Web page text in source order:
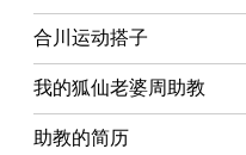
合川运动搭子
我的狐仙老婆周助教
助教的简历